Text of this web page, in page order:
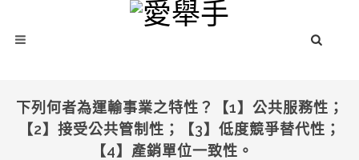
下列何者為運輸事業之特性？【1】公共服務性；
【2】接受公共管制性；【3】低度競爭替代性；
【4】產銷單位一致性。